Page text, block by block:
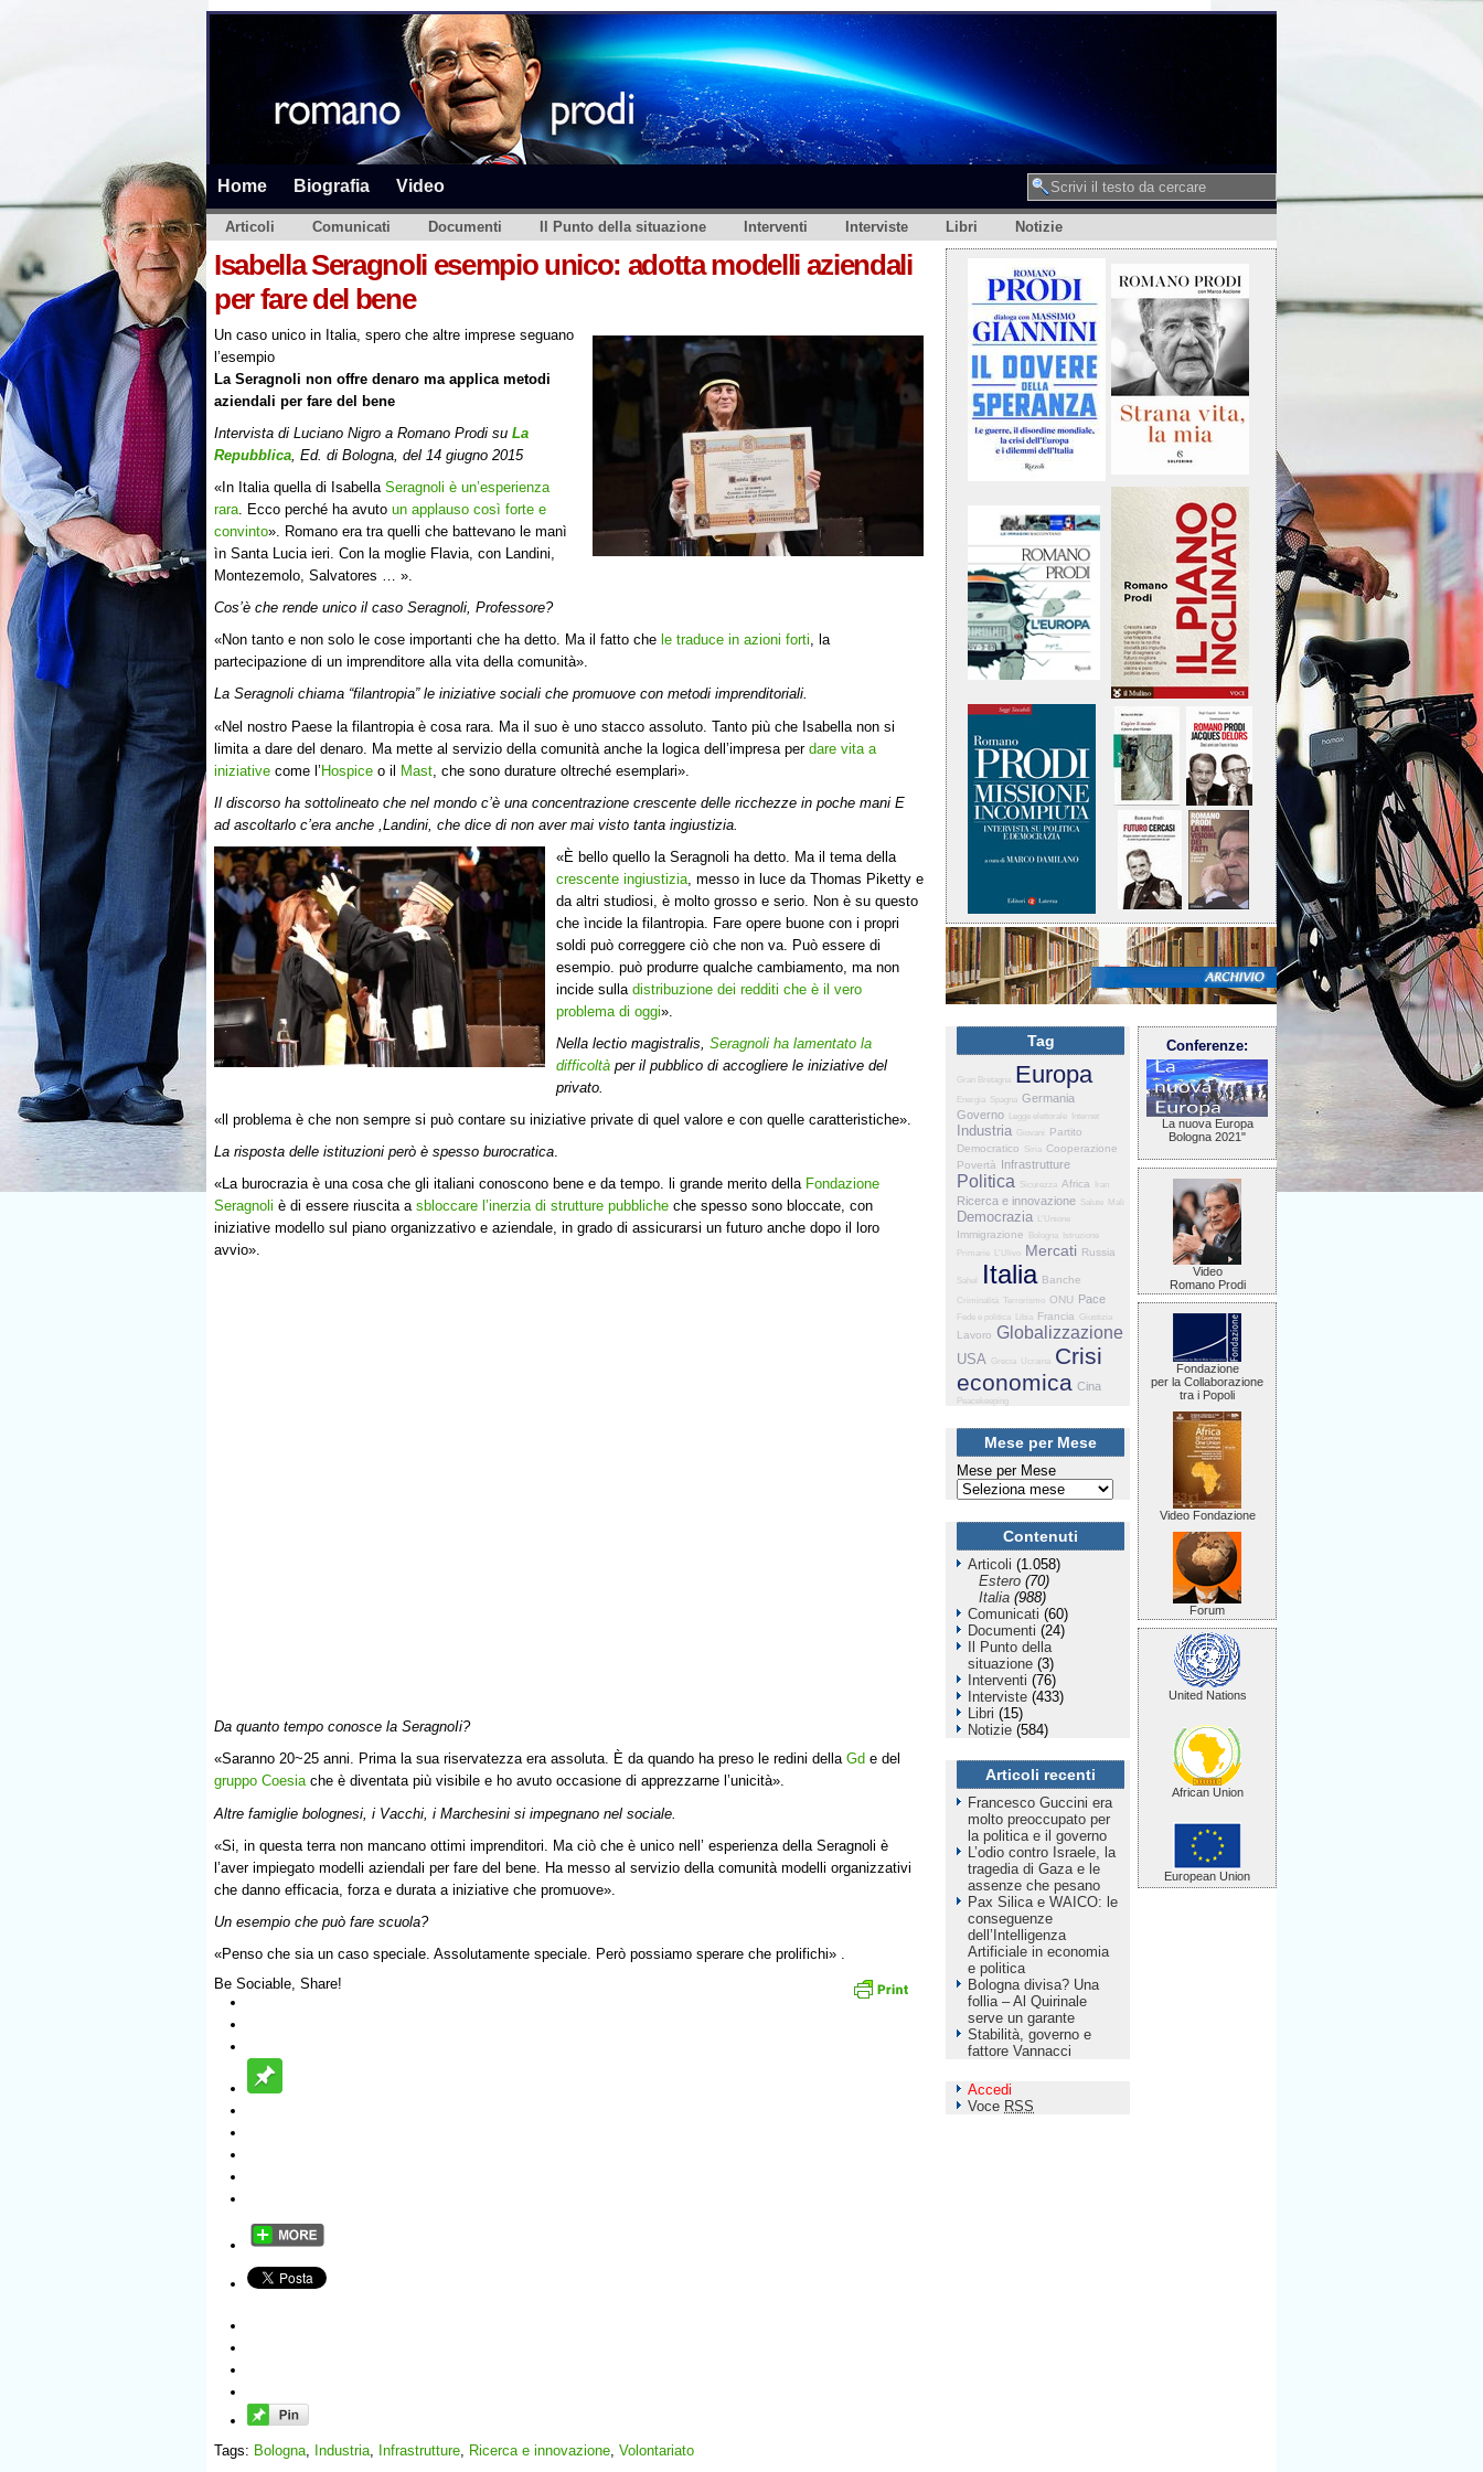
Home Biografia Video
Articoli Comunicati Documenti Il Punto della situazione Interventi Interviste Libri Notizie
Isabella Seragnoli esempio unico: adotta modelli aziendali
per fare del bene
Un caso unico in Italia, spero che altre imprese seguano
l’esempio
La Seragnoli non offre denaro ma applica metodi
aziendali per fare del bene
Intervista di Luciano Nigro a Romano Prodi su La
Repubblica, Ed. di Bologna, del 14 giugno 2015
«In Italia quella di Isabella Seragnoli è un’esperienza
rara. Ecco perché ha avuto un applauso così forte e
convinto». Romano era tra quelli che battevano le manì
ìn Santa Lucia ieri. Con la moglie Flavia, con Landini,
Montezemolo, Salvatores … ».
Cos’è che rende unico il caso Seragnoli, Professore?
«Non tanto e non solo le cose importanti che ha detto. Ma il fatto che le traduce in azioni forti, la
partecipazione di un imprenditore alla vita della comunità».
La Seragnoli chiama “filantropia” le iniziative sociali che promuove con metodi imprenditoriali.
«Nel nostro Paese la filantropia è cosa rara. Ma il suo è uno stacco assoluto. Tanto più che Isabella non si
limita a dare del denaro. Ma mette al servizio della comunità anche la logica dell’impresa per dare vita a
iniziative come l’Hospice o il Mast , che sono durature oltreché esemplari».
Il discorso ha sottolineato che nel mondo c’è una concentrazione crescente delle ricchezze in poche mani E
ad ascoltarlo c’era anche ,Landini, che dice di non aver mai visto tanta ingiustizia.
«È bello quello la Seragnoli ha detto. Ma il tema della
crescente ingiustizia , messo in luce da Thomas Piketty e
da altri studiosi, è molto grosso e serio. Non è su questo
che ìncide la filantropia. Fare opere buone con i propri
soldi può correggere ciò che non va. Può essere di
esempio. può produrre qualche cambiamento, ma non
incide sulla distribuzione dei redditi che è il vero
problema di oggi».
Nella lectio magistralis, Seragnoli ha lamentato la
difficoltà per il pubblico di accogliere le iniziative del
privato.
«ll problema è che non sempre si può contare su iniziative private di quel valore e con quelle caratteristiche».
La risposta delle istituzioni però è spesso burocratica.
«La burocrazia è una cosa che gli italiani conoscono bene e da tempo. li grande merito della Fondazione
Seragnoli è di essere riuscita a sbloccare l’inerzia di strutture pubbliche che spesso sono bloccate, con
iniziative modello sul piano organizzativo e aziendale, in grado di assicurarsi un futuro anche dopo il loro
avvio».
Da quanto tempo conosce la SeragnoIi?
«Saranno 20~25 anni. Prima la sua riservatezza era assoluta. È da quando ha preso le redini della Gd e del
gruppo Coesiache è diventata più visibile e ho avuto occasione di apprezzarne l’unicità».
Altre famiglie bolognesi, i Vacchi, i Marchesini si impegnano nel sociale.
«Si, in questa terra non mancano ottimi imprenditori. Ma ciò che è unico nell’ esperienza della Seragnoli è
l’aver impiegato modelli aziendali per fare del bene. Ha messo al servizio della comunità modelli organizzativi
che danno efficacia, forza e durata a iniziative che promuove».
Un esempio che può fare scuola?
«Penso che sia un caso speciale. Assolutamente speciale. Però possiamo sperare che prolifichi» .
Be Sociable, Share!
Tags: Bologna, Industria, Infrastrutture, Ricerca e innovazione, Volontariato
Tag
Gran Bretagna Europa
Energia Spagna Germania
Governo
Legge elettorale Internet
Industria Giovani
Partito
Democratico
Siria Cooperazione
Povertà Infrastrutture
Politica Sicurezza Africa Iran
Ricerca e innovazione Salute Mali
Democrazia L'Unione
Immigrazione Bologna
Istruzione
Primarie
L'Ulivo Mercati Russia
Sahel Italia Banche
Criminalità Terrorismo ONU Pace
Fede e politica Libia Francia Giustizia
Lavoro Globalizzazione
USA Grecia Ucraina Crisi
economica Cina
Peacekeeping
Mese per Mese
Mese per Mese
Contenuti
Articoli (1.058)
Estero (70)
Italia (988)
Comunicati (60)
Documenti (24)
Il Punto della
situazione (3)
Interventi (76)
Interviste (433)
Libri (15)
Notizie (584)
Articoli recenti
Francesco Guccini era
molto preoccupato per
la politica e il governo
L’odio contro Israele, la
tragedia di Gaza e le
assenze che pesano
Pax Silica e WAICO: le
conseguenze
dell’Intelligenza
Artificiale in economia
e politica
Bologna divisa? Una
follia – Al Quirinale
serve un garante
Stabilità, governo e
fattore Vannacci
Accedi
Voce RSS
Conferenze:
La nuova Europa
Bologna 2021"
Video
Romano Prodi
Fondazione
per la Collaborazione
tra i Popoli
Video Fondazione
Forum
United Nations
African Union
European Union